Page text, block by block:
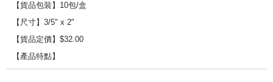
【貨品包裝】10包/盒
【尺寸】3/5" x 2"
【貨品定價】$32.00
【產品特點】